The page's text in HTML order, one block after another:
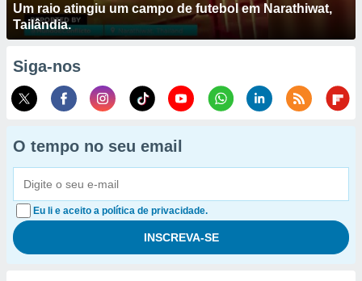
Um raio atingiu um campo de futebol em Narathiwat,
Tailândia.
Siga-nos
O tempo no seu email
Eu li e aceito a política de privacidade.